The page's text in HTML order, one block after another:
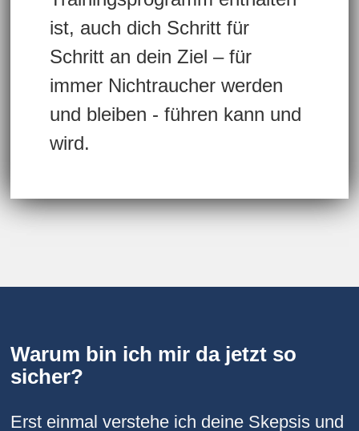
ist, auch dich Schritt für
Schritt an dein Ziel – für
immer Nichtraucher werden
und bleiben - führen kann und
wird.
Warum bin ich mir da jetzt so
sicher?
Erst einmal verstehe ich deine Skepsis und